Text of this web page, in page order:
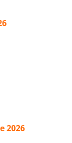
2026